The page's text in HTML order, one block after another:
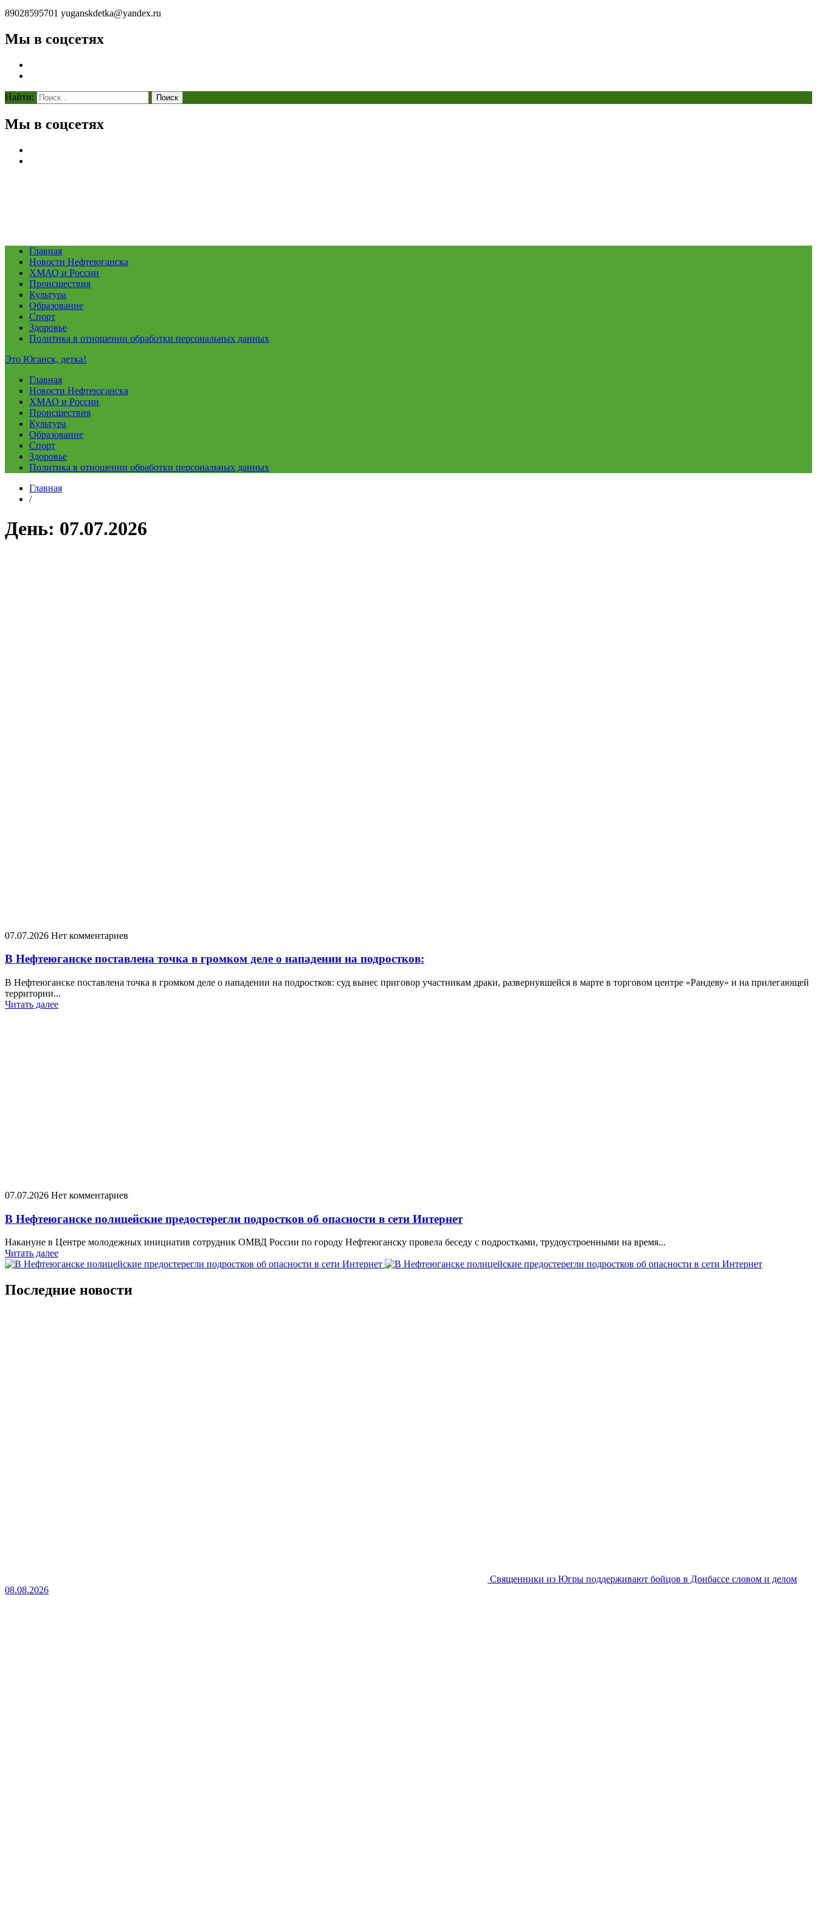
89028595701 yuganskdetka@yandex.ru
Мы в соцсетях
Найти:
Мы в соцсетях
Главная
Новости Нефтеюганска
ХМАО и России
Происшествия
Культура
Образование
Спорт
Здоровье
Политика в отношении обработки персональных данных
Это Юганск, детка!
Главная
Новости Нефтеюганска
ХМАО и России
Происшествия
Культура
Образование
Спорт
Здоровье
Политика в отношении обработки персональных данных
Главная
/
День: 07.07.2026
07.07.2026 Нет комментариев
В Нефтеюганске поставлена точка в громком деле о нападении на подростков:
В Нефтеюганске поставлена точка в громком деле о нападении на подростков: суд вынес приговор участникам драки, развернувшейся в марте в торговом центре «Рандеву» и на прилегающей
территории...
Читать далее
07.07.2026 Нет комментариев
В Нефтеюганске полицейские предостерегли подростков об опасности в сети Интернет
Накануне в Центре молодежных инициатив сотрудник ОМВД России по городу Нефтеюганску провела беседу с подростками, трудоустроенными на время...
Читать далее
Последние новости
Священники из Югры поддерживают бойцов в Донбассе словом и делом
08.08.2026